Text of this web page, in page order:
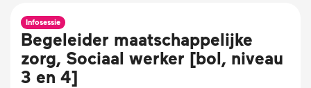
Infosessie
Begeleider maatschappelijke
zorg, Sociaal werker [bol, niveau
3 en 4]